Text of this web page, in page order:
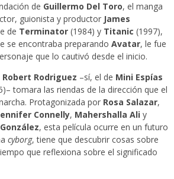
de Guillermo Del Toro, el manga
guionista y productor James
de Terminator (1984) y Titanic (1997),
se encontraba preparando Avatar, le fue
que lo cautivó desde el inicio.
Robert Rodriguez –sí, el de Mini Espías
tomara las riendas de la dirección que el
Protagonizada por Rosa Salazar,
Connelly, Mahershalla Ali y
, esta película ocurre en un futuro
cyborg, tiene que descubrir cosas sobre
que reflexiona sobre el significado